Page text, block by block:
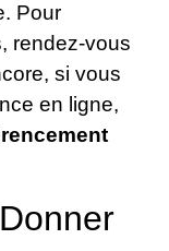
Pour
rendez-vous
si vous
en ligne,